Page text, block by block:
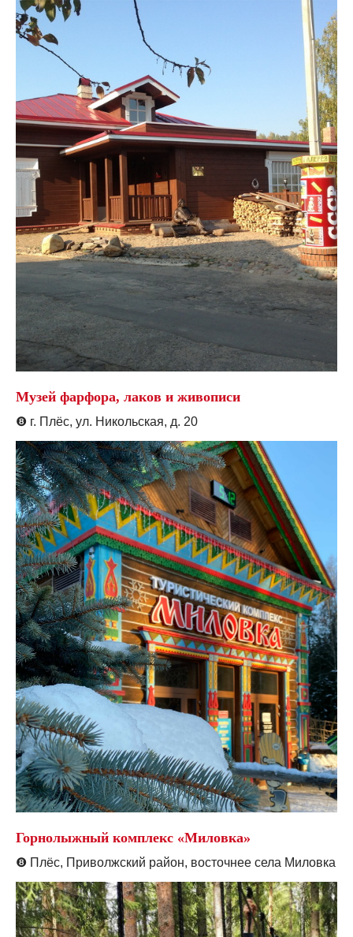
Музей фарфора, лаков и живописи
❽ г. Плёс, ул. Никольская, д. 20
Горнолыжный комплекс «Миловка»
❽ Плёс, Приволжский район, восточнее села Миловка